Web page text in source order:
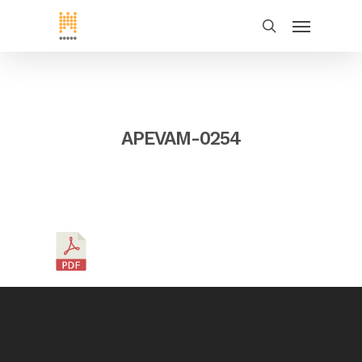
APEVAM-0254